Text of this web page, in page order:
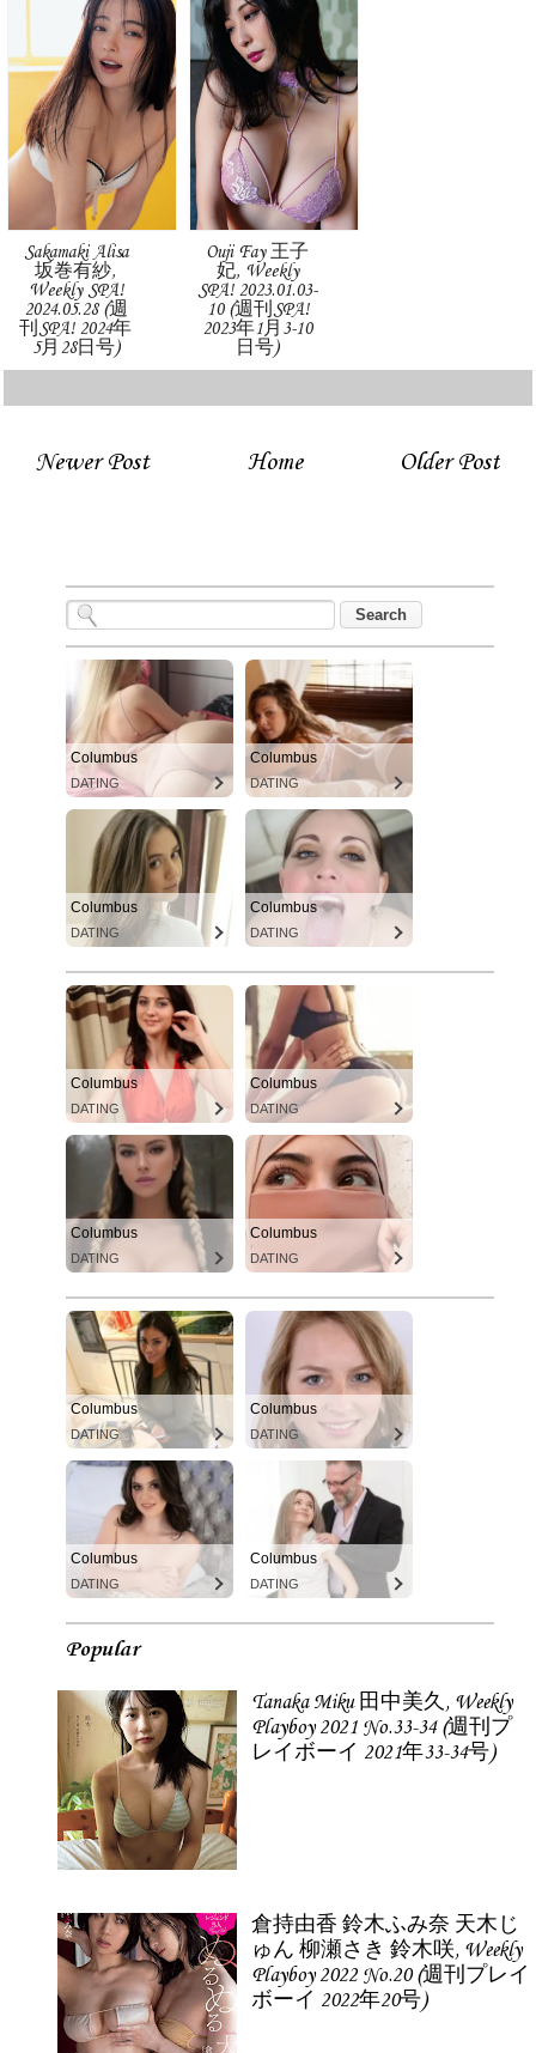
Sakamaki Alisa
坂巻有紗,
Weekly SPA!
2024.05.28 (週
刊SPA! 2024年
5月28日号)
Ouji Fay 王子
妃, Weekly
SPA! 2023.01.03-
10 (週刊SPA!
2023年1月3-10
日号)
Newer Post Older Post
Home
Columbus
DATING
Columbus
DATING
Columbus
DATING
Columbus
DATING
Columbus
DATING
Columbus
DATING
Columbus
DATING
Columbus
DATING
Columbus
DATING
Columbus
DATING
Columbus
DATING
Columbus
DATING
Popular
Tanaka Miku 田中美久, Weekly
Playboy 2021 No.33-34 (週刊プ
レイボーイ 2021年33-34号)
倉持由香 鈴木ふみ奈 天木じ
ゅん 柳瀬さき 鈴木咲, Weekly
Playboy 2022 No.20 (週刊プレイ
ボーイ 2022年20号)